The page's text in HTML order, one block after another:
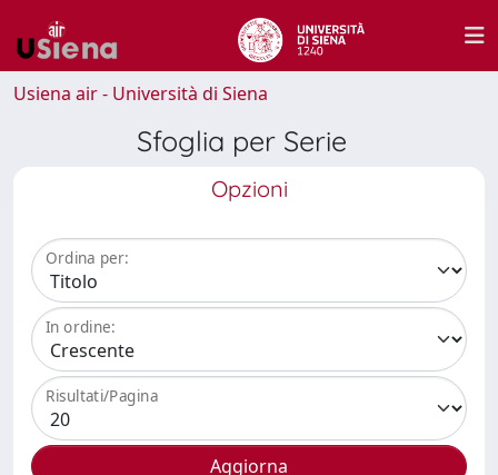
Usiena air - Università di Siena
Sfoglia per Serie
Opzioni
Ordina per:
In ordine:
Risultati/Pagina